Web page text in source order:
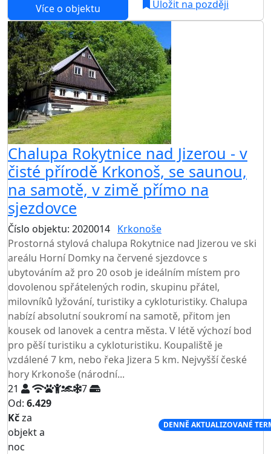
Více o objektu Uložit na později
Chalupa Rokytnice nad Jizerou - v
čisté přírodě Krkonoš, se saunou,
na samotě, v zimě přímo na
sjezdovce
Číslo objektu: 2020014 Krkonoše
Prostorná stylová chalupa Rokytnice nad Jizerou ve ski
areálu Horní Domky na červené sjezdovce s
ubytováním až pro 20 osob je ideálním místem pro
dovolenou spřátelených rodin, skupinu přátel,
milovníků lyžování, turistiky a cykloturistiky. Chalupa
nabízí absolutní soukromí na samotě, přitom jen
kousek od lanovek a centra města. V létě výchozí bod
pro pěší turistiku a cykloturistiku. Koupaliště je
vzdálené 7 km, nebo řeka Jizera 5 km. Nejvyšší české
hory Krkonoše (národní...
21
7
Od: 6.429
Kčza
objekt a
noc
DENNĚ AKTUALIZOVANÉ